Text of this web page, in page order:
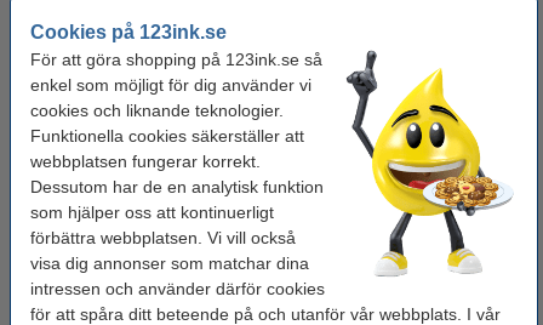
Cookies på 123ink.se
För att göra shopping på 123ink.se så
enkel som möjligt för dig använder vi
cookies och liknande teknologier.
Funktionella cookies säkerställer att
webbplatsen fungerar korrekt.
Dessutom har de en analytisk funktion
som hjälper oss att kontinuerligt
förbättra webbplatsen. Vi vill också
visa dig annonser som matchar dina
intressen och använder därför cookies
för att spåra ditt beteende på och utanför vår webbplats. I vår
Glöm inte att beställa grenuttag och förlängningssladd!
Grenuttag 2m | 5 uttag + USB | svart | 123ink
​​​​​​​​​​​​​​​​​​​​​Förlängningssladd 10m svart (utomhus)
295 kr